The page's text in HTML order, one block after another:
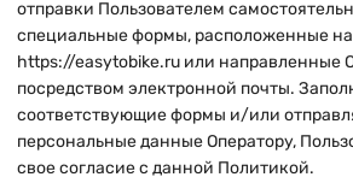
отправки Пользователем
специальные формы, расположенные
https://easytobike.ru или направленные
посредством электронной почты.
соответствующие формы и/или
персональные данные Оператору,
свое согласие с данной Политикой.